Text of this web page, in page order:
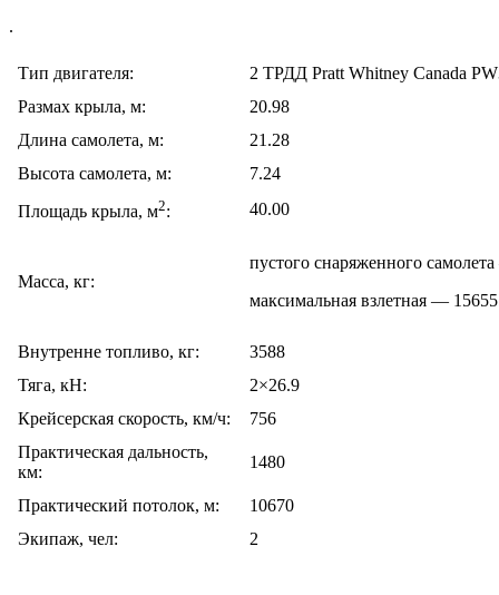
.
Тип двигателя:
2 ТРДД Pratt Whitney Canada
Размах крыла, м:
20.98
Длина самолета, м:
21.28
Высота самолета, м:
7.24
Площадь крыла, м2: 40.00
Масса, кг:
пустого снаряженного
максимальная взлетная — 15655
Внутренне топливо, кг:
3588
Тяга, кН:
2×26.9
Крейсерская скорость, км/ч:
756
Практическая дальность,
км:
1480
Практический потолок, м:
10670
Экипаж, чел:
2